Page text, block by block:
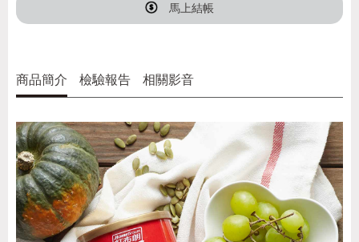
馬上結帳
商品簡介 檢驗報告 相關影音